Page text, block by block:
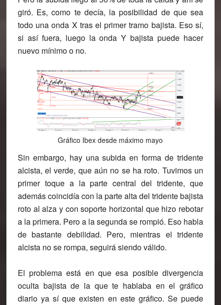
giró. Es, como te decía, la posibilidad de que sea
todo una onda X tras el primer tramo bajista. Eso sí,
si así fuera, luego la onda Y bajista puede hacer
nuevo mínimo o no.
Gráfico Ibex desde máximo mayo
Sin embargo, hay una subida en forma de tridente
alcista, el verde, que aún no se ha roto. Tuvimos un
primer toque a la parte central del tridente, que
además coincidía con la parte alta del tridente bajista
roto al alza y con soporte horizontal que hizo rebotar
a la primera. Pero a la segunda se rompió. Eso habla
de bastante debilidad. Pero, mientras el tridente
alcista no se rompa, seguirá siendo válido.
El problema está en que esa posible divergencia
oculta bajista de la que te hablaba en el gráfico
diario ya sí que existen en este gráfico. Se puede